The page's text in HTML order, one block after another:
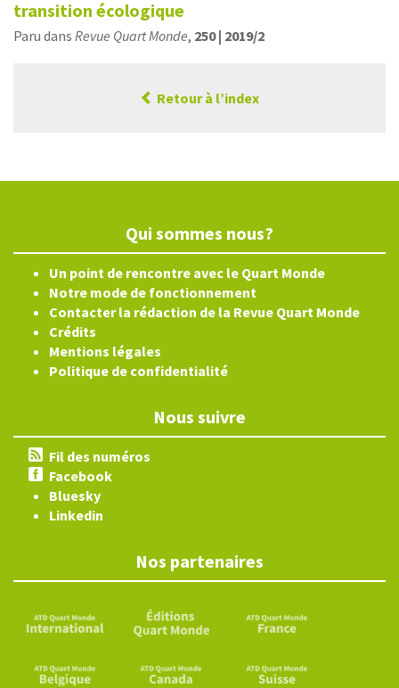
transition écologique
Paru dans Revue Quart Monde, 250 | 2019/2
Retour à l’index
Qui sommes nous?
Un point de rencontre avec le Quart Monde
Notre mode de fonctionnement
Contacter la rédaction de la Revue Quart Monde
Crédits
Mentions légales
Politique de confidentialité
Nous suivre
Fil des numéros
Facebook
Bluesky
Linkedin
Nos partenaires